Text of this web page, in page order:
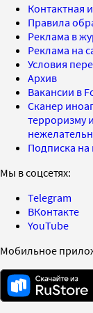
Контактная
Правила
Реклама в
Реклама на
Условия
Архив
Вакансии в
Сканер
терроризму
Подписка
Мы в соцсетях:
Telegram
ВКонтакте
YouTube
Мобильное